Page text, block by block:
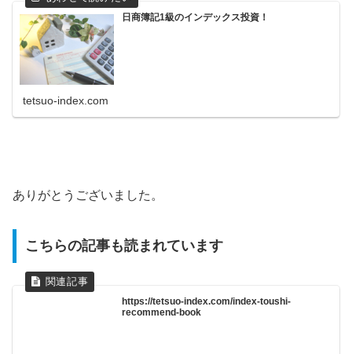
日商簿記1級のインデックス投資！
tetsuo-index.com
ありがとうございました。
こちらの記事も読まれています
https://tetsuo-index.com/index-toushi-
recommend-book